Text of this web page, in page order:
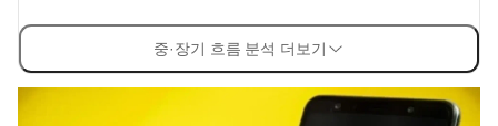
중·장기 흐름 분석 더보기